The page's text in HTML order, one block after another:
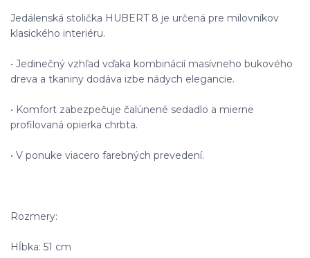
Jedálenská stolička HUBERT 8 je určená pre milovníkov
klasického interiéru.
• Jedinečný vzhľad vďaka kombinácií masívneho bukového
dreva a tkaniny dodáva izbe nádych elegancie.
• Komfort zabezpečuje čalúnené sedadlo a mierne
profilovaná opierka chrbta.
• V ponuke viacero farebných prevedení.
Rozmery:
Hĺbka: 51 cm